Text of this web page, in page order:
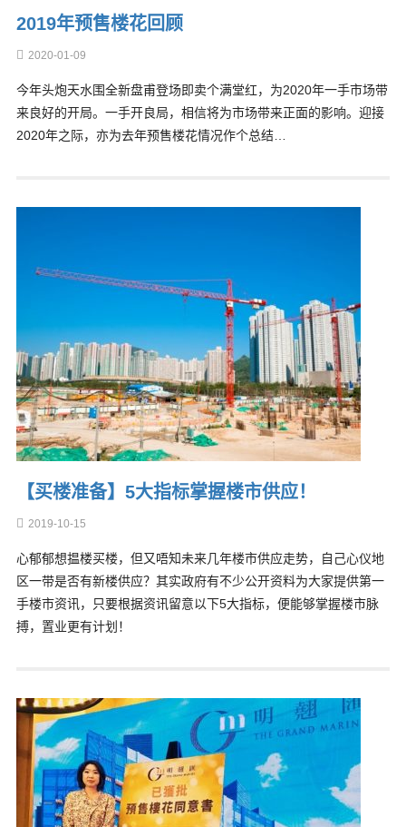
2019年预售楼花回顾
2020-01-09
今年头炮天水围全新盘甫登场即卖个满堂红，为2020年一手市场带
来良好的开局。一手开良局，相信将为市场带来正面的影响。迎接
2020年之际，亦为去年预售楼花情况作个总结…
【买楼准备】5大指标掌握楼市供应！
2019-10-15
心郁郁想揾楼买楼，但又唔知未来几年楼市供应走势，自己心仪地
区一带是否有新楼供应？其实政府有不少公开资料为大家提供第一
手楼市资讯，只要根据资讯留意以下5大指标，便能够掌握楼市脉
搏，置业更有计划！